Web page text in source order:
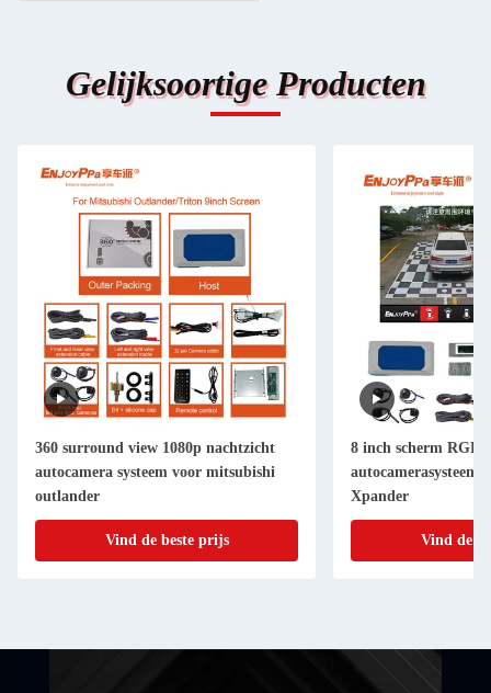
Gelijksoortige Producten
360 surround view 1080p nachtzicht
autocamera systeem voor mitsubishi
outlander
Vind de beste prijs
8 inch scherm RGB
autocamerasysteem
Xpander
Vind de